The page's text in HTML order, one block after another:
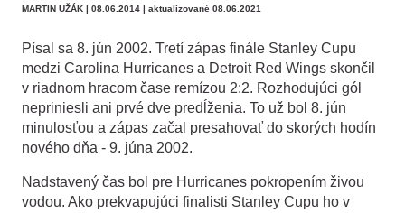
MARTIN UŽÁK | 08.06.2014 | aktualizované 08.06.2021
Písal sa 8. jún 2002. Tretí zápas finále Stanley Cupu
medzi Carolina Hurricanes a Detroit Red Wings skončil
v riadnom hracom čase remízou 2:2. Rozhodujúci gól
nepriniesli ani prvé dve predĺženia. To už bol 8. jún
minulosťou a zápas začal presahovať do skorých hodín
nového dňa - 9. júna 2002.
Nadstavený čas bol pre Hurricanes pokropením živou
vodou. Ako prekvapujúci finalisti Stanley Cupu ho v